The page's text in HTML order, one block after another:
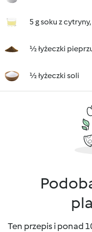
5 g soku z
½ łyżeczki
½ łyżeczki soli
Ten przepis i ponad